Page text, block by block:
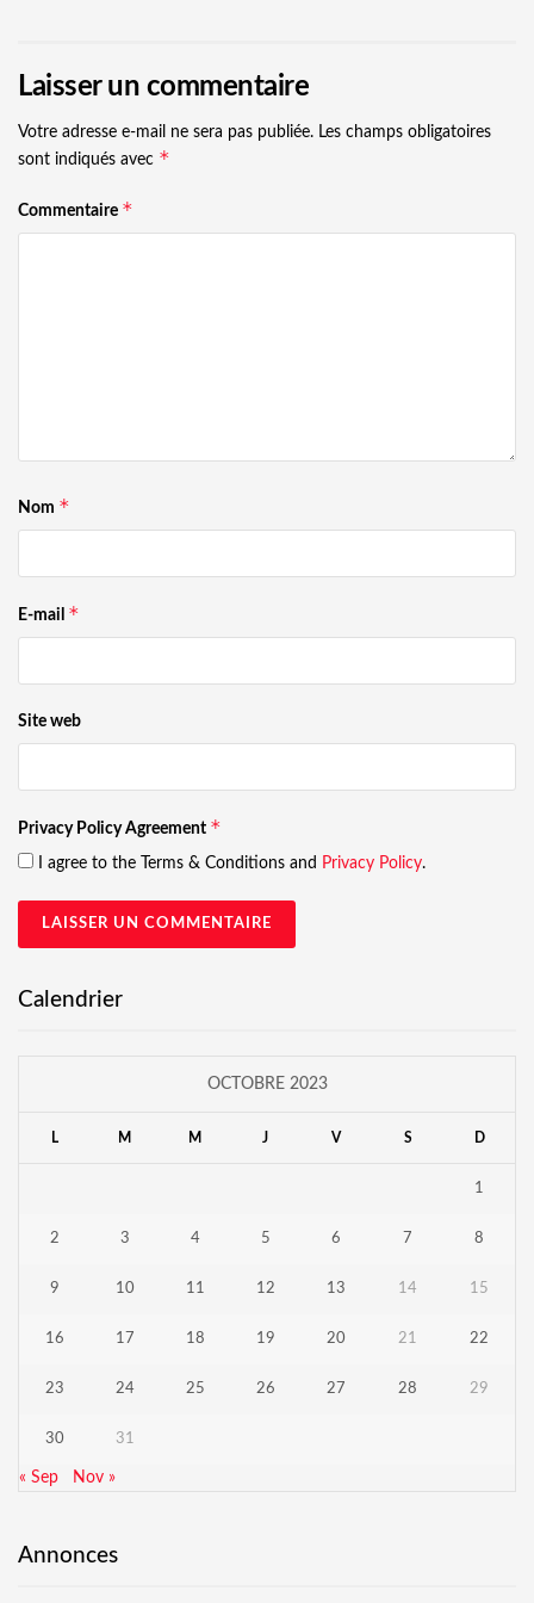
Laisser un commentaire
Votre adresse e-mail ne sera pas publiée. Les champs obligatoires
sont indiqués avec *
Commentaire *
Nom *
E-mail *
Site web
Privacy Policy Agreement *
I agree to the Terms & Conditions and Privacy Policy.
Calendrier
OCTOBRE 2023
L M M J V S D
1
2 3 4 5 6 7 8
9 10 11 12 13 14 15
16 17 18 19 20 21 22
23 24 25 26 27 28 29
30 31
« Sep Nov »
Annonces